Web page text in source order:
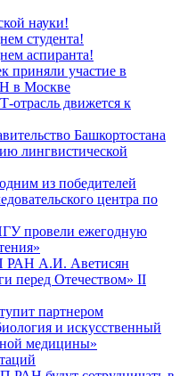
науки!
студента!
аспиранта!
приняли участие в
в Москве
отрасль движется к
Башкортостана
лингвистической
из победителей
центра по
провели ежегодную
РАН А.И. Аветисян
перед Отечеством» II
партнером
и искусственный
медицины»